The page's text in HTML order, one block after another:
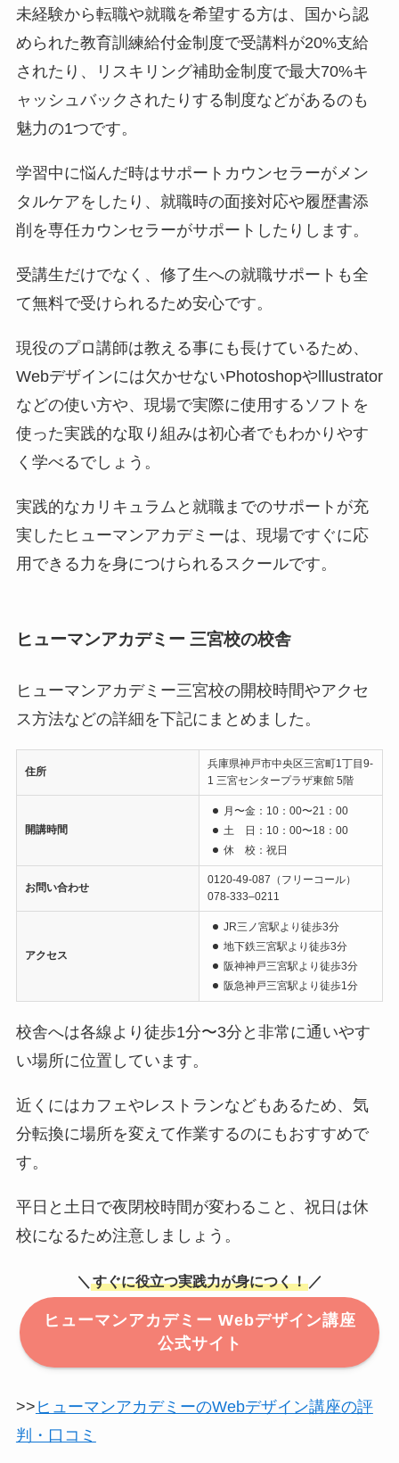
未経験から転職や就職を希望する方は、国から認
められた教育訓練給付金制度で受講料が20%支給
されたり、リスキリング補助金制度で最大70%キ
ャッシュバックされたりする制度などがあるのも
魅力の1つです。
学習中に悩んだ時はサポートカウンセラーがメン
タルケアをしたり、就職時の面接対応や履歴書添
削を専任カウンセラーがサポートしたりします。
受講生だけでなく、修了生への就職サポートも全
て無料で受けられるため安心です。
現役のプロ講師は教える事にも長けているため、
Webデザインには欠かせないPhotoshopやlllustrator
などの使い方や、現場で実際に使用するソフトを
使った実践的な取り組みは初心者でもわかりやす
く学べるでしょう。
実践的なカリキュラムと就職までのサポートが充
実したヒューマンアカデミーは、現場ですぐに応
用できる力を身につけられるスクールです。
ヒューマンアカデミー 三宮校の校舎
ヒューマンアカデミー三宮校の開校時間やアクセ
ス方法などの詳細を下記にまとめました。
住所
兵庫県神戸市中央区三宮町1丁目9-
1 三宮センタープラザ東館 5階
開講時間
月〜金：10：00〜21：00
土 日：10：00〜18：00
休 校：祝日
お問い合わせ
0120-49-087（フリーコール）
078-333–0211
アクセス
JR三ノ宮駅より徒歩3分
地下鉄三宮駅より徒歩3分
阪神神戸三宮駅より徒歩3分
阪急神戸三宮駅より徒歩1分
校舎へは各線より徒歩1分〜3分と非常に通いやす
い場所に位置しています。
近くにはカフェやレストランなどもあるため、気
分転換に場所を変えて作業するのにもおすすめで
す。
平日と土日で夜閉校時間が変わること、祝日は休
校になるため注意しましょう。
＼ すぐに役立つ実践力が身につく！ ／
ヒューマンアカデミー Webデザイン講座
公式サイト
>> ヒューマンアカデミーのWebデザイン講座の評
判・口コミ